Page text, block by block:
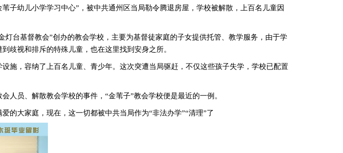
子幼儿小学学习中心”，被中共通州区当局勒令腾退房屋，学校被解散，上百名儿童因
台基督教会”创办的教会学校，主要为基督徒家庭的子女提供托管、教学服务，由于学
歧视和排斥的特殊儿童，也在这里找到安身之所。
施，容纳了上百名儿童、青少年。这次突遭当局驱赶，不仅这些孩子失学，学校已配置
人员、解散教会学校的事件， “金苇子”教会学校便是最近的一例。
的大家庭，现在，这一切都被中共当局作为“非法办学”“清理”了